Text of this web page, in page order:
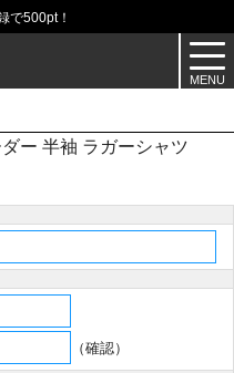
で500pt！
ー 半袖 ラガーシャツ
（確認）